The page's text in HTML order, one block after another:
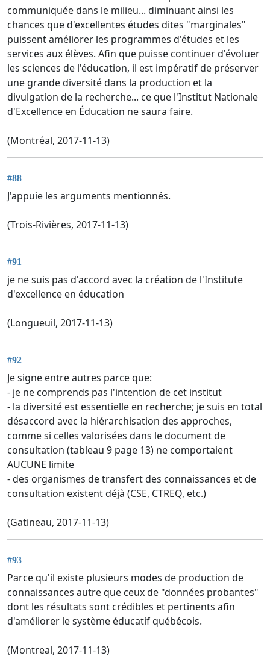
communiquée dans le milieu... diminuant ainsi les
chances que d'excellentes études dites "marginales"
puissent améliorer les programmes d'études et les
services aux élèves. Afin que puisse continuer d'évoluer
les sciences de l'éducation, il est impératif de préserver
une grande diversité dans la production et la
divulgation de la recherche... ce que l'Institut Nationale
d'Excellence en Éducation ne saura faire.
(Montréal, 2017-11-13)
#88
J'appuie les arguments mentionnés.
(Trois-Rivières, 2017-11-13)
#91
je ne suis pas d'accord avec la création de l'Institute
d'excellence en éducation
(Longueuil, 2017-11-13)
#92
Je signe entre autres parce que:
- je ne comprends pas l'intention de cet institut
- la diversité est essentielle en recherche; je suis en total
désaccord avec la hiérarchisation des approches,
comme si celles valorisées dans le document de
consultation (tableau 9 page 13) ne comportaient
AUCUNE limite
- des organismes de transfert des connaissances et de
consultation existent déjà (CSE, CTREQ, etc.)
(Gatineau, 2017-11-13)
#93
Parce qu'il existe plusieurs modes de production de
connaissances autre que ceux de "données probantes"
dont les résultats sont crédibles et pertinents afin
d'améliorer le système éducatif québécois.
(Montreal, 2017-11-13)